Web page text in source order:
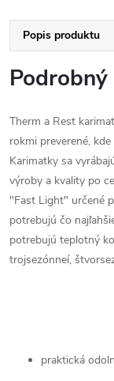
Popis produktu
Therm a Rest
rokmi preverené,
Karimatky sa
výroby a kvality po
"Fast Light" určené
potrebujú čo
potrebujú teplotný
trojsezónneí,
praktická